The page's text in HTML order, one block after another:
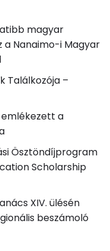
magyar
a Nanaimo-i Magyar
Találkozója –
emlékezett a
Ösztöndíjprogram
Scholarship
XIV. ülésén
beszámoló